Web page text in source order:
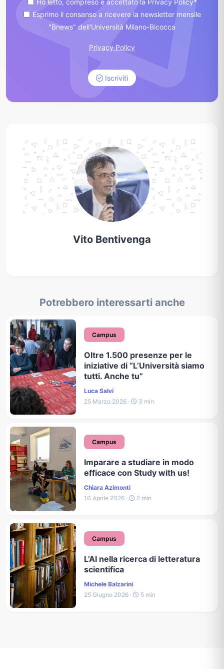
Esprimo il consenso a ricevere la newsletter mensile
"Bnews" dell'Università Milano-Bicocca
Privacy Policy
Iscriviti
Vito Bentivenga
Potrebbero interessarti anche
Campus
Oltre 1.500 presenze per le
iniziative di “L’Università siamo
tutti. Anche tu”
Luca Salvi
25 Marzo 2026 ·
3 min
Campus
Imparare a studiare in modo
efficace con Study with us!
Chiara Azimonti
10 Aprile 2026 ·
2 min
Campus
L’AI nella ricerca di letteratura
scientifica
Michele Balzarini
25 Giugno 2026 ·
5 min